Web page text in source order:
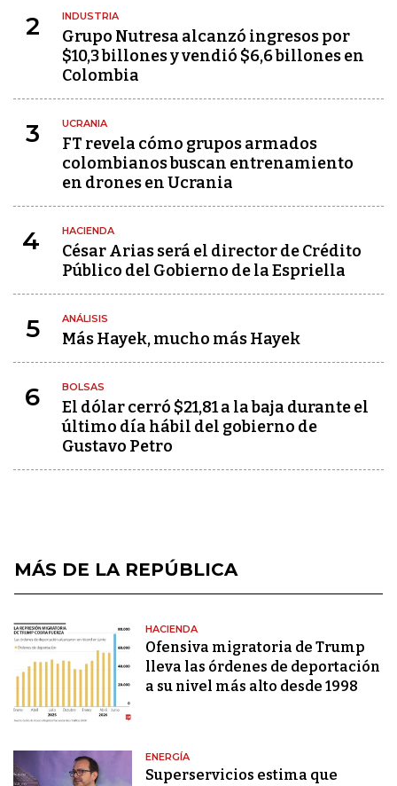
2 INDUSTRIA
Grupo Nutresa alcanzó ingresos por
$10,3 billones y vendió $6,6 billones en
Colombia
3 UCRANIA
FT revela cómo grupos armados
colombianos buscan entrenamiento
en drones en Ucrania
4 HACIENDA
César Arias será el director de Crédito
Público del Gobierno de la Espriella
5 ANÁLISIS
Más Hayek, mucho más Hayek
6 BOLSAS
El dólar cerró $21,81 a la baja durante el
último día hábil del gobierno de
Gustavo Petro
MÁS DE LA REPÚBLICA
HACIENDA
Ofensiva migratoria de Trump
lleva las órdenes de deportación
a su nivel más alto desde 1998
ENERGÍA
Superservicios estima que